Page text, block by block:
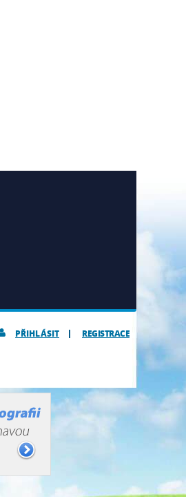
REGISTRACE
PŘIHLÁSIT